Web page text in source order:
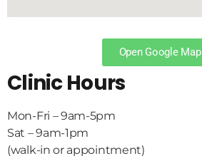
Open Google Map
Clinic Hours
Mon-Fri – 9am-5pm
Sat – 9am-1pm
(walk-in or appointment)